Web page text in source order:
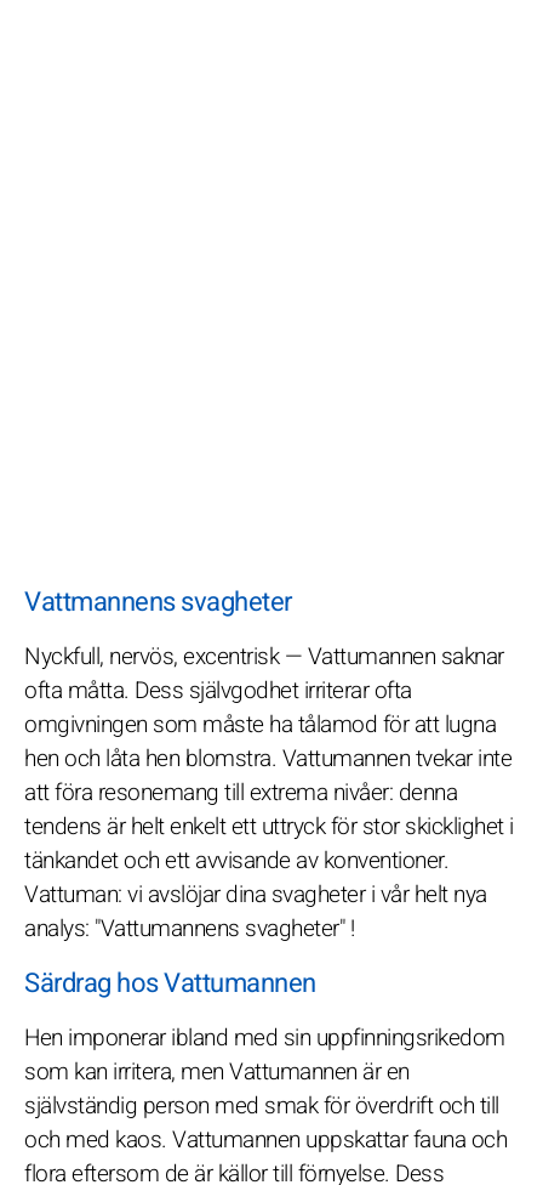
Vattmannens svagheter
Nyckfull, nervös, excentrisk — Vattumannen saknar
ofta måtta. Dess självgodhet irriterar ofta
omgivningen som måste ha tålamod för att lugna
hen och låta hen blomstra. Vattumannen tvekar inte
att föra resonemang till extrema nivåer: denna
tendens är helt enkelt ett uttryck för stor skicklighet i
tänkandet och ett avvisande av konventioner.
Vattuman: vi avslöjar dina svagheter i vår helt nya
analys: "Vattumannens svagheter" !
Särdrag hos Vattumannen
Hen imponerar ibland med sin uppfinningsrikedom
som kan irritera, men Vattumannen är en
självständig person med smak för överdrift och till
och med kaos. Vattumannen uppskattar fauna och
flora eftersom de är källor till förnyelse. Dess